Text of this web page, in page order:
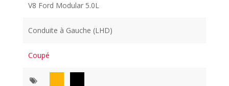
V8 Ford Modular 5.0L
Conduite à Gauche (LHD)
Coupé